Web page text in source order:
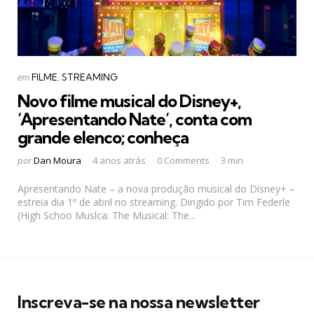
Categorias
Postado
emFILME STREAMING
Novo filme musical do Disney+,
‘Apresentando Nate’, conta com
grande elenco; conheça
Postado
porDan Moura 4 anos atrás 0 Comments 3 min
Apresentando Nate – a nova produção musical do Disney+ –
estreia dia 1º de abril no streaming. Dirigido por Tim Federle
(High Schoo Muslca: The Musical: The...
Inscreva-se na nossa newsletter